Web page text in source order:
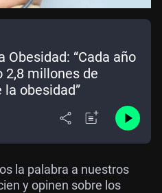
Obesidad: “Cada año
2,8 millones de
la obesidad”
la palabra a nuestros
y opinen sobre los